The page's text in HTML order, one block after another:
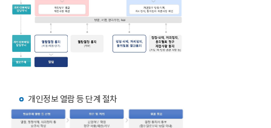
개인정보 열람 등 단계 절차